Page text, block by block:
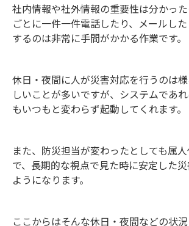
社内情報や社外情報の重要性は分かっ
ごとに一件一件電話したり、メールし
するのは非常に手間がかかる作業です。
休日・夜間に人が災害対応を行うのは
しいことが多いですが、システムであ
もいつもと変わらず起動してくれます。
また、防災担当が変わったとしても属
で、長期的な視点で見た時に安定した
ようになります。
ここからはそんな休日・夜間などの状